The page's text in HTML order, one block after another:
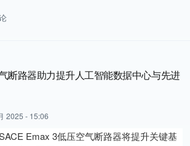
周年：以创新与节能增效推动可持续发展
断路器助力提升人工智能数据中心与先进
2025 - 15:06
Emax 3低压空气断路器将提升关键基